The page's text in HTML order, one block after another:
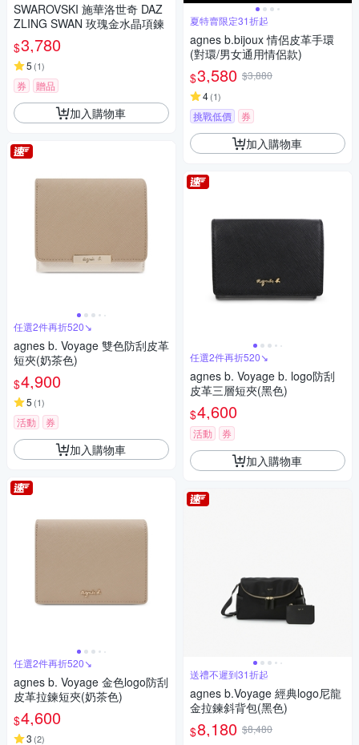
SWAROVSKI 施華洛世奇 DAZ
ZLING SWAN 玫瑰金水晶項鍊
$3,780
5 (1)
券 贈品
加入購物車
任選2件再折520↘
agnes b. Voyage 雙色防刮皮革
短夾(奶茶色)
$4,900
5 (1)
活動 券
加入購物車
任選2件再折520↘
agnes b. Voyage 金色logo防刮
皮革拉鍊短夾(奶茶色)
$4,600
3 (2)
夏特賣限定31折起
agnes b.bijoux 情侶皮革手環
(對環/男女通用情侶款)
$3,580 $3,880
4(1)
挑戰低價 券
加入購物車
任選2件再折520↘
agnes b. Voyage b. logo防刮
皮革三層短夾(黑色)
$4,600
活動 券
加入購物車
送禮不遲到31折起
agnes b.Voyage 經典logo尼龍
金拉鍊斜背包(黑色)
$8,180 $8,480